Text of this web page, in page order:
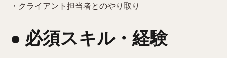
・クライアント担当者とのやり取り
● 必須スキル・経験